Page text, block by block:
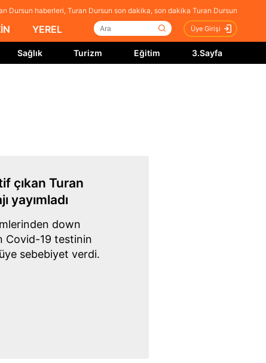
Dursun haberleri, Turan Dursun son dakika, son dakika Turan Dursun
YEREL Üye Girişi
Sağlık Turizm Eğitim 3.Sayfa
çıkan Turan
yayımladı
down
Covid-19 testinin
sebebiyet verdi.